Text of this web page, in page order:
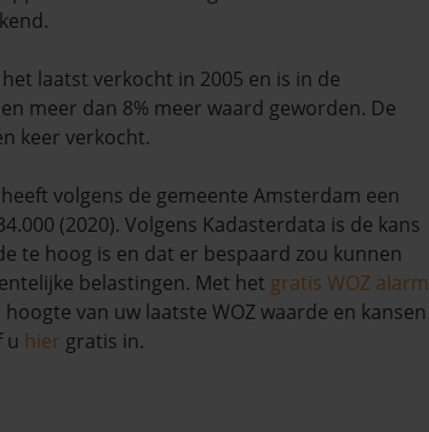
laatst verkocht in 2005 en is in de
meer dan 8% meer waard geworden. De
keer verkocht.
volgens de gemeente Amsterdam een
(2020). Volgens Kadasterdata is de kans
te hoog is en dat er bespaard zou kunnen
belastingen. Met het gratis WOZ alarm
van uw laatste WOZ waarde en kansen
u hier gratis in.